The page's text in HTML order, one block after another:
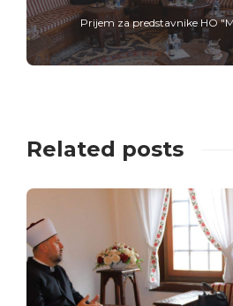
Prijem za predstavnike HO
Related posts